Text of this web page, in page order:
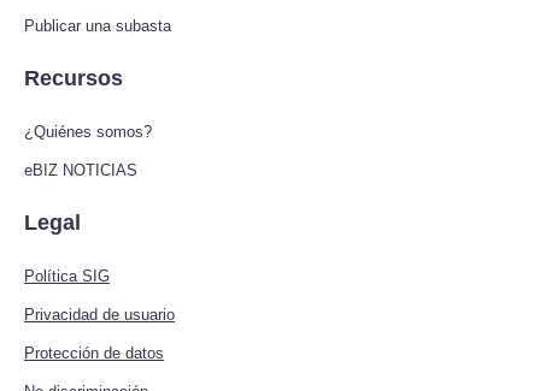
Publicar una subasta
Recursos
¿Quiénes somos?
eBIZ NOTICIAS
Legal
Política SIG
Privacidad de usuario
Protección de datos